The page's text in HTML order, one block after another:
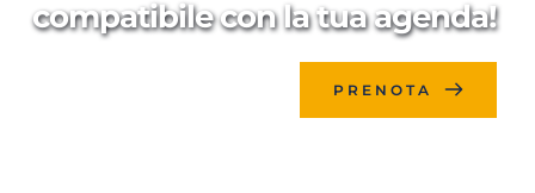
compatibile con la tua agenda!
PRENOTA